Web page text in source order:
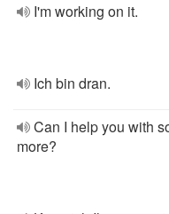
I'm working on it.
Ich bin dran.
Can I help you with
more?